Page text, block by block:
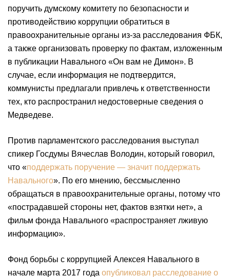
поручить думскому комитету по безопасности и
противодействию коррупции обратиться в
правоохранительные органы из-за расследования ФБК,
а также организовать проверку по фактам, изложенным
в публикации Навального «Он вам не Димон». В
случае, если информация не подтвердится,
коммунисты предлагали привлечь к ответственности
тех, кто распространил недостоверные сведения о
Медведеве.
Против парламентского расследования выступал
спикер Госдумы Вячеслав Володин, который говорил,
что «поддержать поручение — значит поддержать
Навального». По его мнению, бессмысленно
обращаться в правоохранительные органы, потому что
«пострадавшей стороны нет, фактов взятки нет», а
фильм фонда Навального «распространяет лживую
информацию».
Фонд борьбы с коррупцией Алексея Навального в
начале марта 2017 года опубликовал расследование о